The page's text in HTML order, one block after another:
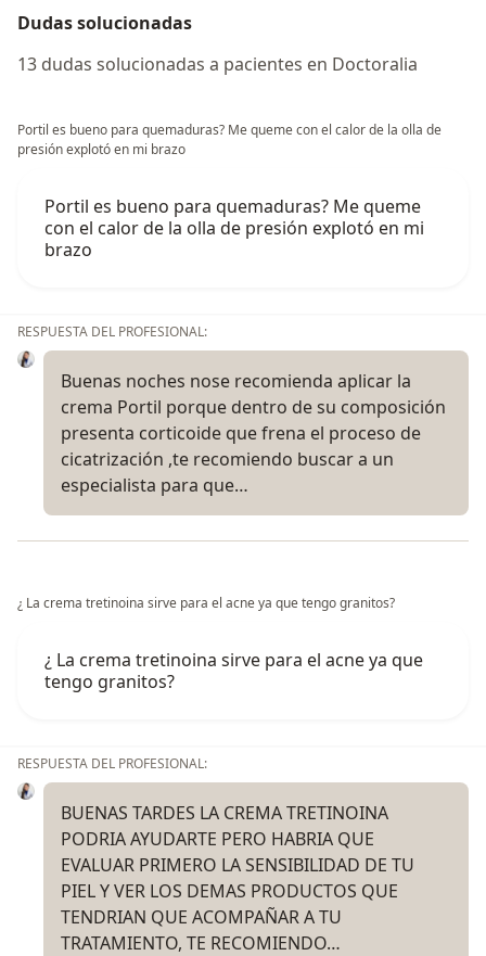
Dudas solucionadas
13 dudas solucionadas a pacientes en Doctoralia
Portil es bueno para quemaduras? Me queme con el calor de la olla de
presión explotó en mi brazo
Portil es bueno para quemaduras? Me queme
con el calor de la olla de presión explotó en mi
brazo
RESPUESTA DEL PROFESIONAL:
Buenas noches nose recomienda aplicar la
crema Portil porque dentro de su composición
presenta corticoide que frena el proceso de
cicatrización ,te recomiendo buscar a un
especialista para que…
¿ La crema tretinoina sirve para el acne ya que tengo granitos?
¿ La crema tretinoina sirve para el acne ya que
tengo granitos?
RESPUESTA DEL PROFESIONAL:
BUENAS TARDES LA CREMA TRETINOINA
PODRIA AYUDARTE PERO HABRIA QUE
EVALUAR PRIMERO LA SENSIBILIDAD DE TU
PIEL Y VER LOS DEMAS PRODUCTOS QUE
TENDRIAN QUE ACOMPAÑAR A TU
TRATAMIENTO, TE RECOMIENDO…